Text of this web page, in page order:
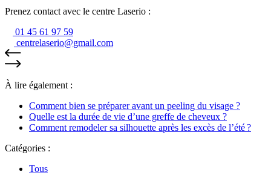
Prenez contact avec le centre Laserio :
01 45 61 97 59
centrelaserio@gmail.com
À lire également :
Comment bien se préparer avant un peeling du visage ?
Quelle est la durée de vie d’une greffe de cheveux ?
Comment remodeler sa silhouette après les excès de l’été ?
Catégories :
Tous